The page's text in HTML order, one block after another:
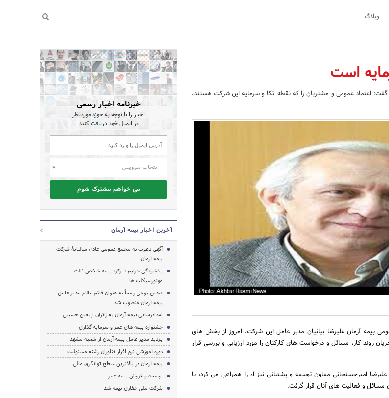
وبلاگ
است
گفت: اعتماد عمومی و مشتریان را که نقطه اتکا و سرمایه این شرکت هستند،
بیمه آرمان علیرضا بیانیان مدیر عامل این شرکت، امروز از بخش های
روند کار، مسائل و درخواست های کارکنان را مورد ارزیابی و بررسی قرار
امیرحسنخانی معاون توسعه و پشتیانی نیز او را همراهی می کرد، با
مسائل و فعالیت های آنان قرار گرفت.
خبرنامه اخبار رسمی
اخبار را با توجه به حوزه موردنظر
در ایمیل خود دریافت کنید
انتخاب سرویس
می خواهم مشترک شوم
آخرین اخبار بیمه آرمان
آگهی دعوت به مجمع عمومی عادی سالیانۀ شرکت
بیمه آرمان
بخشودگی جرایم دیرکرد بیمه شخص ثالث
موتورسیکلت ها
صدیق نوحی رسماً به عنوان قائم مقام مدیر عامل
بیمه آرمان منصوب شد.
امدادرسانی بیمه آرمان به زائران اربعین حسینی
جشنواره بیمه های عمر و سرمایه گذاری
بازدید مدیر عامل بیمه آرمان از شعبه مشهد
دوره آموزشی نرم افزار فناوران رشته مسئولیت
بیمه آرمان در بالاترین سطح توانگری مالی
توسعه و فروش بیمه عمر
شرکت ملی حفاری بیمه شد